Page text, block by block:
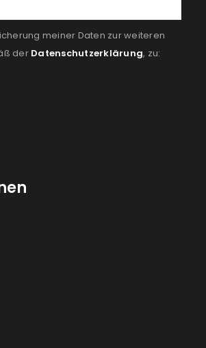
meiner Daten zur weiteren
der Datenschutzerklärung, zu: